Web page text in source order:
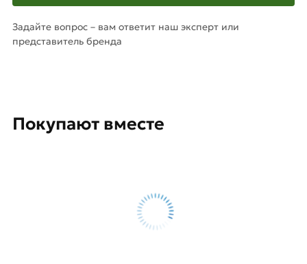
Задайте вопрос – вам ответит наш эксперт или
представитель бренда
Покупают вместе